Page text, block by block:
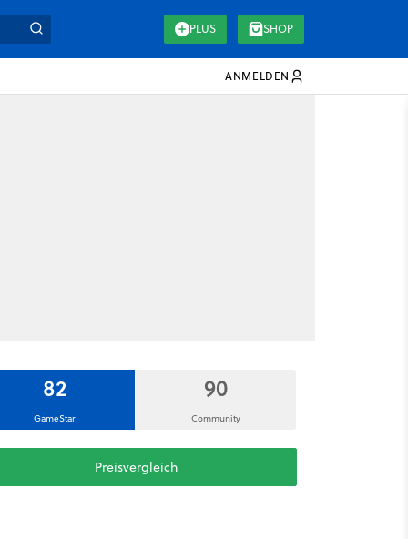
PLUS SHOP
ANMELDEN
82
GameStar
90
Community
Preisvergleich